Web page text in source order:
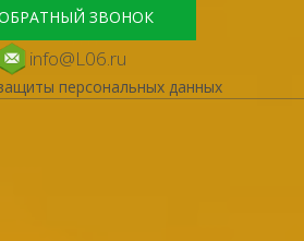
ЗВОНОК
info@L06.ru
персональных данных